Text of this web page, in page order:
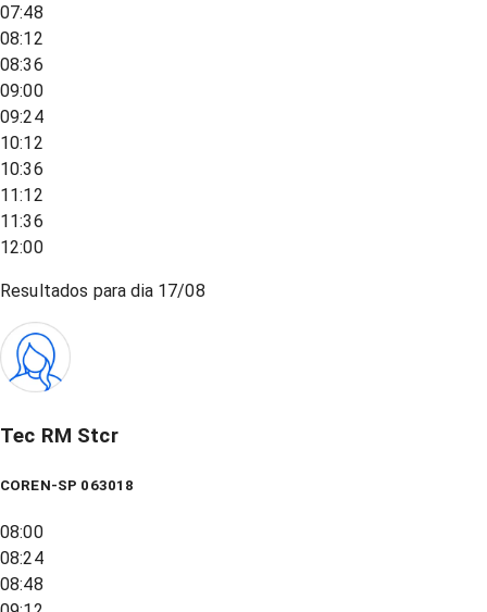
07:48
08:12
08:36
09:00
09:24
10:12
10:36
11:12
11:36
12:00
Resultados para dia 17/08
Tec RM Stcr
COREN-SP 063018
08:00
08:24
08:48